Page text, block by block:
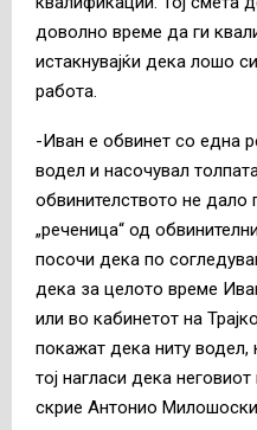
доволно време да ги
истакнувајќи дека лошо
работа.
-Иван е обвинет со една
водел и насочувал
обвинителството не дало
„реченица“ од
посочи дека по
дека за целото време
или во кабинетот на
покажат дека ниту водел,
тој нагласи дека
скрие Антонио